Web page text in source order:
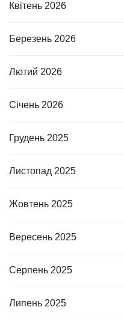
Квітень 2026
Березень 2026
Лютий 2026
Січень 2026
Грудень 2025
Листопад 2025
Жовтень 2025
Вересень 2025
Серпень 2025
Липень 2025